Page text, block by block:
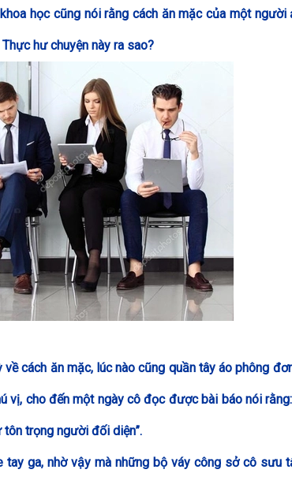
học cũng nói rằng cách ăn mặc của một người
hư chuyện này ra sao?
cách ăn mặc, lúc nào cũng quần tây áo phông
cho đến một ngày cô đọc được bài báo nói
trọng người đối diện”.
ga, nhờ vậy mà những bộ váy công sở cô sưu